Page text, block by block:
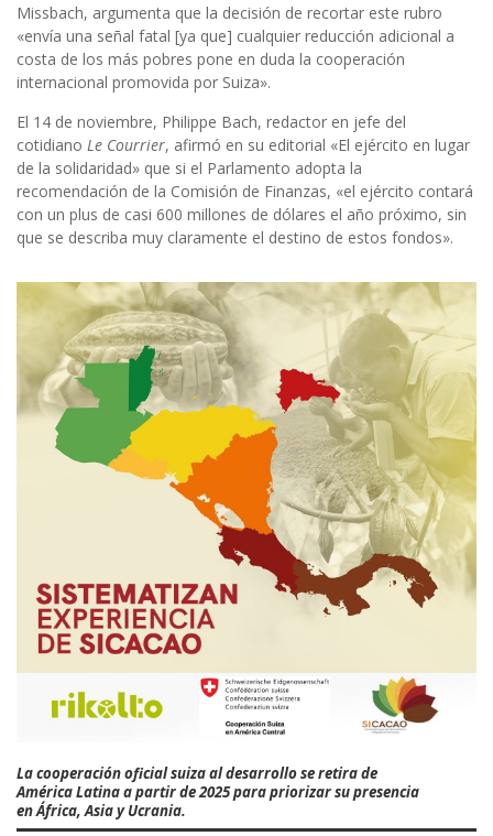
Missbach, argumenta que la decisión de recortar este rubro
«envía una señal fatal [ya que] cualquier reducción adicional a
costa de los más pobres pone en duda la cooperación
internacional promovida por Suiza».
El 14 de noviembre, Philippe Bach, redactor en jefe del
cotidiano Le Courrier, afirmó en su editorial «El ejército en lugar
de la solidaridad» que si el Parlamento adopta la
recomendación de la Comisión de Finanzas, «el ejército contará
con un plus de casi 600 millones de dólares el año próximo, sin
que se describa muy claramente el destino de estos fondos».
La cooperación oficial suiza al desarrollo se retira de
América Latina a partir de 2025 para priorizar su presencia
en África, Asia y Ucrania.